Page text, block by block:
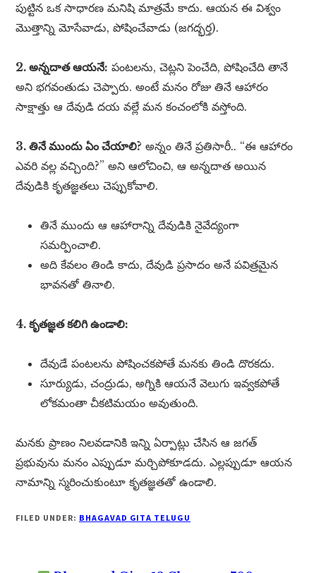
పుట్టిన ఒక సాధారణ మనిషి మాత్రమే కాదు. ఆయన ఈ విశ్వం
మొత్తాన్ని మోసేవాడు, పోషించేవాడు (జగద్భర్త).
2. అన్నదాత ఆయనే: పంటలను, చెట్లని పెంచేది, పోషించేది తానే
అని భగవంతుడు చెప్పారు. అంటే మనం రోజు తినే ఆహారం
సాక్షాత్తు ఆ దేవుడి దయ వల్లే మన కంచంలోకి వస్తోంది.
3. తినే ముందు ఏం చేయాలి? అన్నం తినే ప్రతిసారీ.. “ఈ ఆహారం
ఎవరి వల్ల వచ్చింది?” అని ఆలోచించి, ఆ అన్నదాత అయిన
దేవుడికి కృతజ్ఞతలు చెప్పుకోవాలి.
తినే ముందు ఆ ఆహారాన్ని దేవుడికి నైవేద్యంగా
సమర్పించాలి.
అది కేవలం తిండి కాదు, దేవుడి ప్రసాదం అనే పవిత్రమైన
భావనతో తినాలి.
4. కృతజ్ఞత కలిగి ఉండాలి:
దేవుడే పంటలను పోషించకపోతే మనకు తిండి దొరకదు.
సూర్యుడు, చంద్రుడు, అగ్నికి ఆయనే వెలుగు ఇవ్వకపోతే
లోకమంతా చీకటిమయం అవుతుంది.
మనకు ప్రాణం నిలవడానికి ఇన్ని ఏర్పాట్లు చేసిన ఆ జగత్
ప్రభువును మనం ఎప్పుడూ మర్చిపోకూడదు. ఎల్లప్పుడూ ఆయన
నామాన్ని స్మరించుకుంటూ కృతజ్ఞతతో ఉండాలి.
FILED UNDER: BHAGAVAD GITA TELUGU